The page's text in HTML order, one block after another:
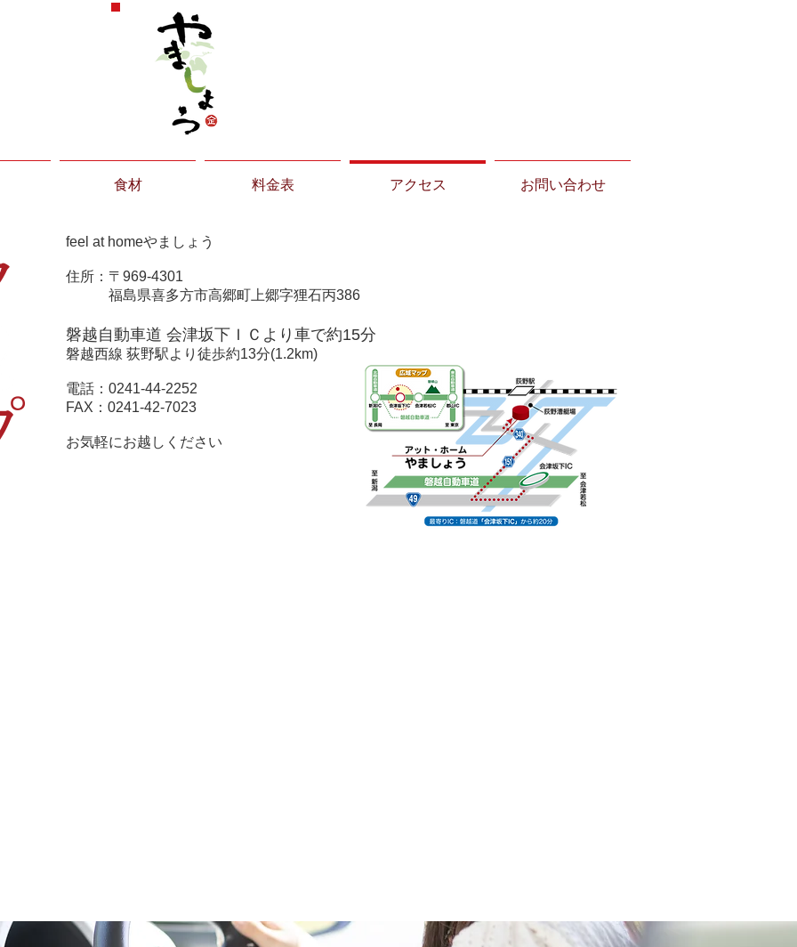
食材 料金表 アクセス お問い合わせ
feel at homeやましょう
住所：〒969-4301
福島県喜多方市高郷町上郷字狸石丙386
磐越自動車道 会津坂下ＩＣより車で約15分
磐越西線 荻野駅より徒歩約13分(1.2km)
電話：0241-44-2252
FAX：0241-42-7023
お気軽にお越しください